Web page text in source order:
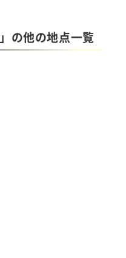
の他の地点一覧